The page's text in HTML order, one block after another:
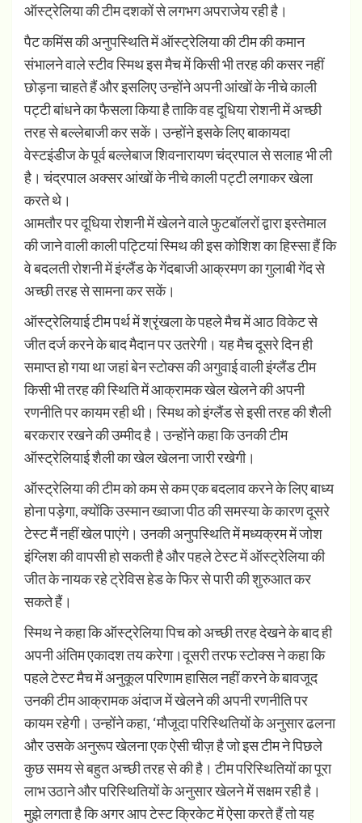
ऑस्ट्रेलिया की टीम दशकों से लगभग अपराजेय रही है।
पैट कमिंस की अनुपस्थिति में ऑस्ट्रेलिया की टीम की कमान
संभालने वाले स्टीव स्मिथ इस मैच में किसी भी तरह की कसर नहीं
छोड़ना चाहते हैं और इसलिए उन्होंने अपनी आंखों के नीचे काली
पट्टी बांधने का फैसला किया है ताकि वह दूधिया रोशनी में अच्छी
तरह से बल्लेबाजी कर सकें। उन्होंने इसके लिए बाकायदा
वेस्टइंडीज के पूर्व बल्लेबाज शिवनारायण चंद्रपाल से सलाह भी ली
है। चंद्रपाल अक्सर आंखों के नीचे काली पट्टी लगाकर खेला
करते थे।
आमतौर पर दूधिया रोशनी में खेलने वाले फुटबॉलरों द्वारा इस्तेमाल
की जाने वाली काली पट्टियां स्मिथ की इस कोशिश का हिस्सा हैं कि
वे बदलती रोशनी में इंग्लैंड के गेंदबाजी आक्रमण का गुलाबी गेंद से
अच्छी तरह से सामना कर सकें।
ऑस्ट्रेलियाई टीम पर्थ में श्रृंखला के पहले मैच में आठ विकेट से
जीत दर्ज करने के बाद मैदान पर उतरेगी। यह मैच दूसरे दिन ही
समाप्त हो गया था जहां बेन स्टोक्स की अगुवाई वाली इंग्लैंड टीम
किसी भी तरह की स्थिति में आक्रामक खेल खेलने की अपनी
रणनीति पर कायम रही थी। स्मिथ को इंग्लैंड से इसी तरह की शैली
बरकरार रखने की उम्मीद है। उन्होंने कहा कि उनकी टीम
ऑस्ट्रेलियाई शैली का खेल खेलना जारी रखेगी।
ऑस्ट्रेलिया की टीम को कम से कम एक बदलाव करने के लिए बाध्य
होना पड़ेगा, क्योंकि उस्मान ख्वाजा पीठ की समस्या के कारण दूसरे
टेस्ट मैं नहीं खेल पाएंगे। उनकी अनुपस्थिति में मध्यक्रम में जोश
इंग्लिश की वापसी हो सकती है और पहले टेस्ट में ऑस्ट्रेलिया की
जीत के नायक रहे ट्रेविस हेड के फिर से पारी की शुरुआत कर
सकते हैं।
स्मिथ ने कहा कि ऑस्ट्रेलिया पिच को अच्छी तरह देखने के बाद ही
अपनी अंतिम एकादश तय करेगा।दूसरी तरफ स्टोक्स ने कहा कि
पहले टेस्ट मैच में अनुकूल परिणाम हासिल नहीं करने के बावजूद
उनकी टीम आक्रामक अंदाज में खेलने की अपनी रणनीति पर
कायम रहेगी। उन्होंने कहा, ‘मौजूदा परिस्थितियों के अनुसार ढलना
और उसके अनुरूप खेलना एक ऐसी चीज़ है जो इस टीम ने पिछले
कुछ समय से बहुत अच्छी तरह से की है। टीम परिस्थितियों का पूरा
लाभ उठाने और परिस्थितियों के अनुसार खेलने में सक्षम रही है।
मुझे लगता है कि अगर आप टेस्ट क्रिकेट में ऐसा करते हैं तो यह